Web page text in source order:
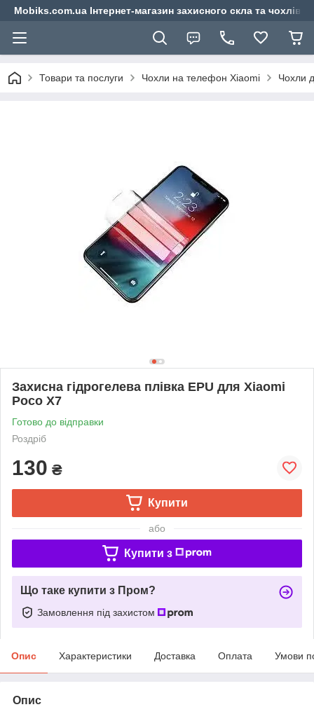
Mobiks.com.ua Інтернет-магазин захисного скла та чохлів
Товари та послуги Чохли на телефон Xiaomi Чохли
Захисна гідрогелева плівка EPU для Xiaomi
Poco X7
Готово до відправки
Роздріб
130 ₴
Купити
або
Купити з
Що таке купити з Пром?
Замовлення під захистом
Опис Характеристики Доставка Оплата Умови
Опис